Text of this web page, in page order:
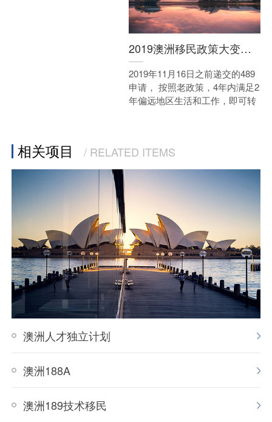
此外，申请人还必须从澳大利亚
风险投资协会（AVCAL）旗下的
会员基金处取得超过100万澳元
风险投资资金，为企业初创或在
澳大利亚高价值经营理念的产品
2019澳洲移民政策大变革解析
2019年11月16日之前递交的489
申请， 按照老政策，4年内满足2
年偏远地区生活和工作，即可转
新的打分系统适用于所有
189/190/491申请人，及部分未在
2019年11月16日之前获得邀请的
现有187申请人，如果在2019年
11月16日之前无法递签证申请，
移民局会酌情给予雇主培训费的
退换（case by case）。
相关项目 / RELATED ITEMS
澳洲人才独立计划
澳洲188A
澳洲189技术移民